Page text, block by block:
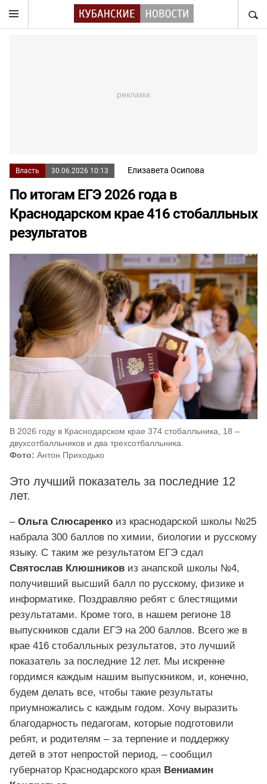
Власть 30.06.2026 10:13 Елизавета Осипова
По итогам ЕГЭ 2026 года в
Краснодарском крае 416 стобалльных
результатов
В 2026 году в Краснодарском крае 374 стобалльника, 18 –
двухсотбалльников и два трехсотбалльника.
Фото: Антон Приходько
Это лучший показатель за последние 12
лет.
– Ольга Слюсаренко из краснодарской школы №25
набрала 300 баллов по химии, биологии и русскому
языку. С таким же результатом ЕГЭ сдал
Святослав Клюшников из анапской школы №4,
получивший высший балл по русскому, физике и
информатике. Поздравляю ребят с блестящими
результатами. Кроме того, в нашем регионе 18
выпускников сдали ЕГЭ на 200 баллов. Всего же в
крае 416 стобалльных результатов, это лучший
показатель за последние 12 лет. Мы искренне
гордимся каждым нашим выпускником, и, конечно,
будем делать все, чтобы такие результаты
приумножались с каждым годом. Хочу выразить
благодарность педагогам, которые подготовили
ребят, и родителям – за терпение и поддержку
детей в этот непростой период, – сообщил
губернатор Краснодарского края Вениамин